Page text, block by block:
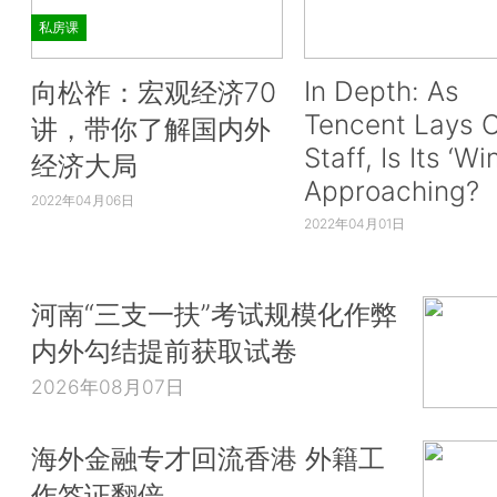
私房课
向松祚：宏观经济70
讲，带你了解国内外
经济大局
2022年04月06日
In Depth: As
Tencent Lays
Staff, Is Its
Approaching?
2022年04月01日
河南“三支一扶”考试规模化作弊
内外勾结提前获取试卷
2026年08月07日
海外金融专才回流香港 外籍工